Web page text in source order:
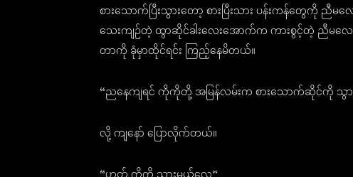
စားသောက်ပြီးသွားတော့ စားပြီးသား ပန်းကန်တွေကို ညီ
သေးကျဉ်တဲ့ ထွာဆိုင်ခါးလေးအောက်က ကားစွင့်တဲ့ ညီမ
တာကို ခုံမှာထိုင်ရင်း ကြည့်နေမိတယ်။
“ညနေကျရင် ကိုကိုတို့ အမြန်လမ်းက စားသောက်ဆိုင်ကို သွ
လို့ ကျနော် ပြောလိုက်တယ်။